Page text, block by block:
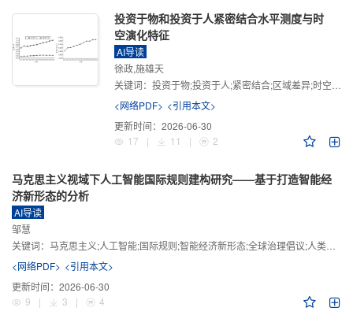
投资于物和投资于人紧密结合水平测度与时
空演化特征
AI导读
徐政,施雄天
关键词： 投资于物;投资于人;紧密结合;区域差异;时空演化
<网络PDF> <引用本文>
更新时间： 2026-06-30
17
| 11 | 2
马克思主义视域下人工智能国际规则建构研究——基于打造智能经
济新形态的分析
AI导读
邹慧
关键词： 马克思主义;人工智能;国际规则;智能经济新形态;全球治理倡议;人类命运共同体
<网络PDF> <引用本文>
更新时间： 2026-06-30
9
| 3 | 4